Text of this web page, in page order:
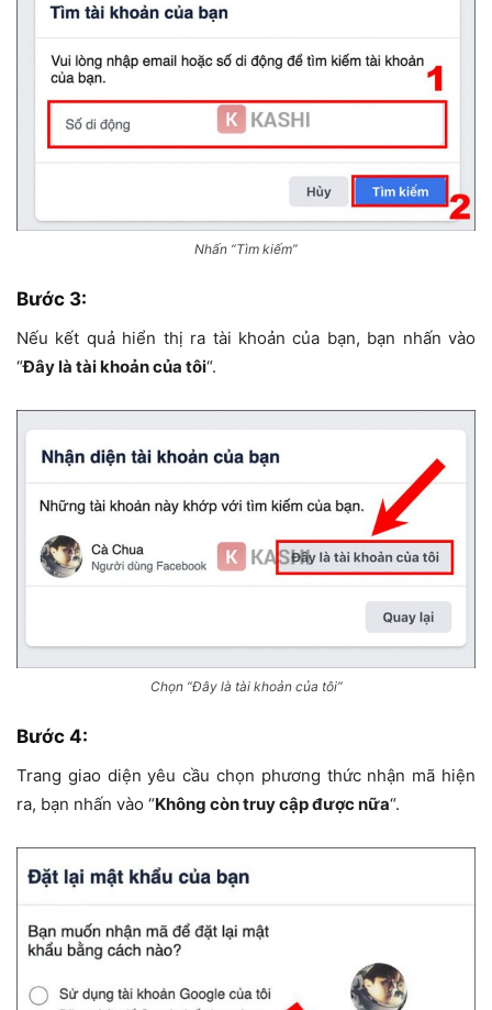
Nhấn “Tìm kiếm”
Bước 3:
Nếu kết quả hiển thị ra tài khoản của bạn, bạn nhấn vào
“Đây là tài khoản của tôi“.
Chọn “Đây là tài khoản của tôi”
Bước 4:
Trang giao diện yêu cầu chọn phương thức nhận mã hiện
ra, bạn nhấn vào “Không còn truy cập được nữa“.